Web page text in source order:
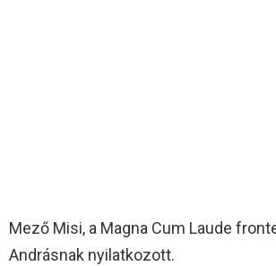
Mező Misi, a Magna Cum Laude
Andrásnak nyilatkozott.